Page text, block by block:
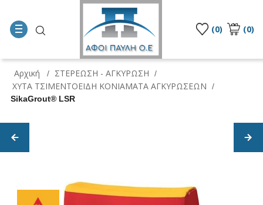
(0) (0)
Αρχική / ΣΤΕΡΕΩΣΗ - ΑΓΚΥΡΩΣΗ /
ΧΥΤΑ ΤΣΙΜΕΝΤΟΕΙΔΗ ΚΟΝΙΑΜΑΤΑ ΑΓΚΥΡΩΣΕΩΝ
/
SikaGrout® LSR